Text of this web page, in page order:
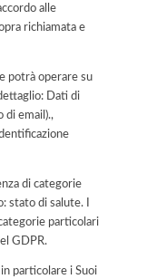
alle
richiamata e
potrà operare su
Dati di
di email).,
di categorie
stato di salute. I
particolari
GDPR.
particolare i Suoi